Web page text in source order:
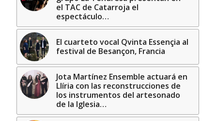
el TAC de Catarroja el
espectáculo…
El cuarteto vocal Qvinta Essençia al
festival de Besançon, Francia
Jota Martínez Ensemble actuará en
Llíria con las reconstrucciones de
los instrumentos del artesonado
de la Iglesia…